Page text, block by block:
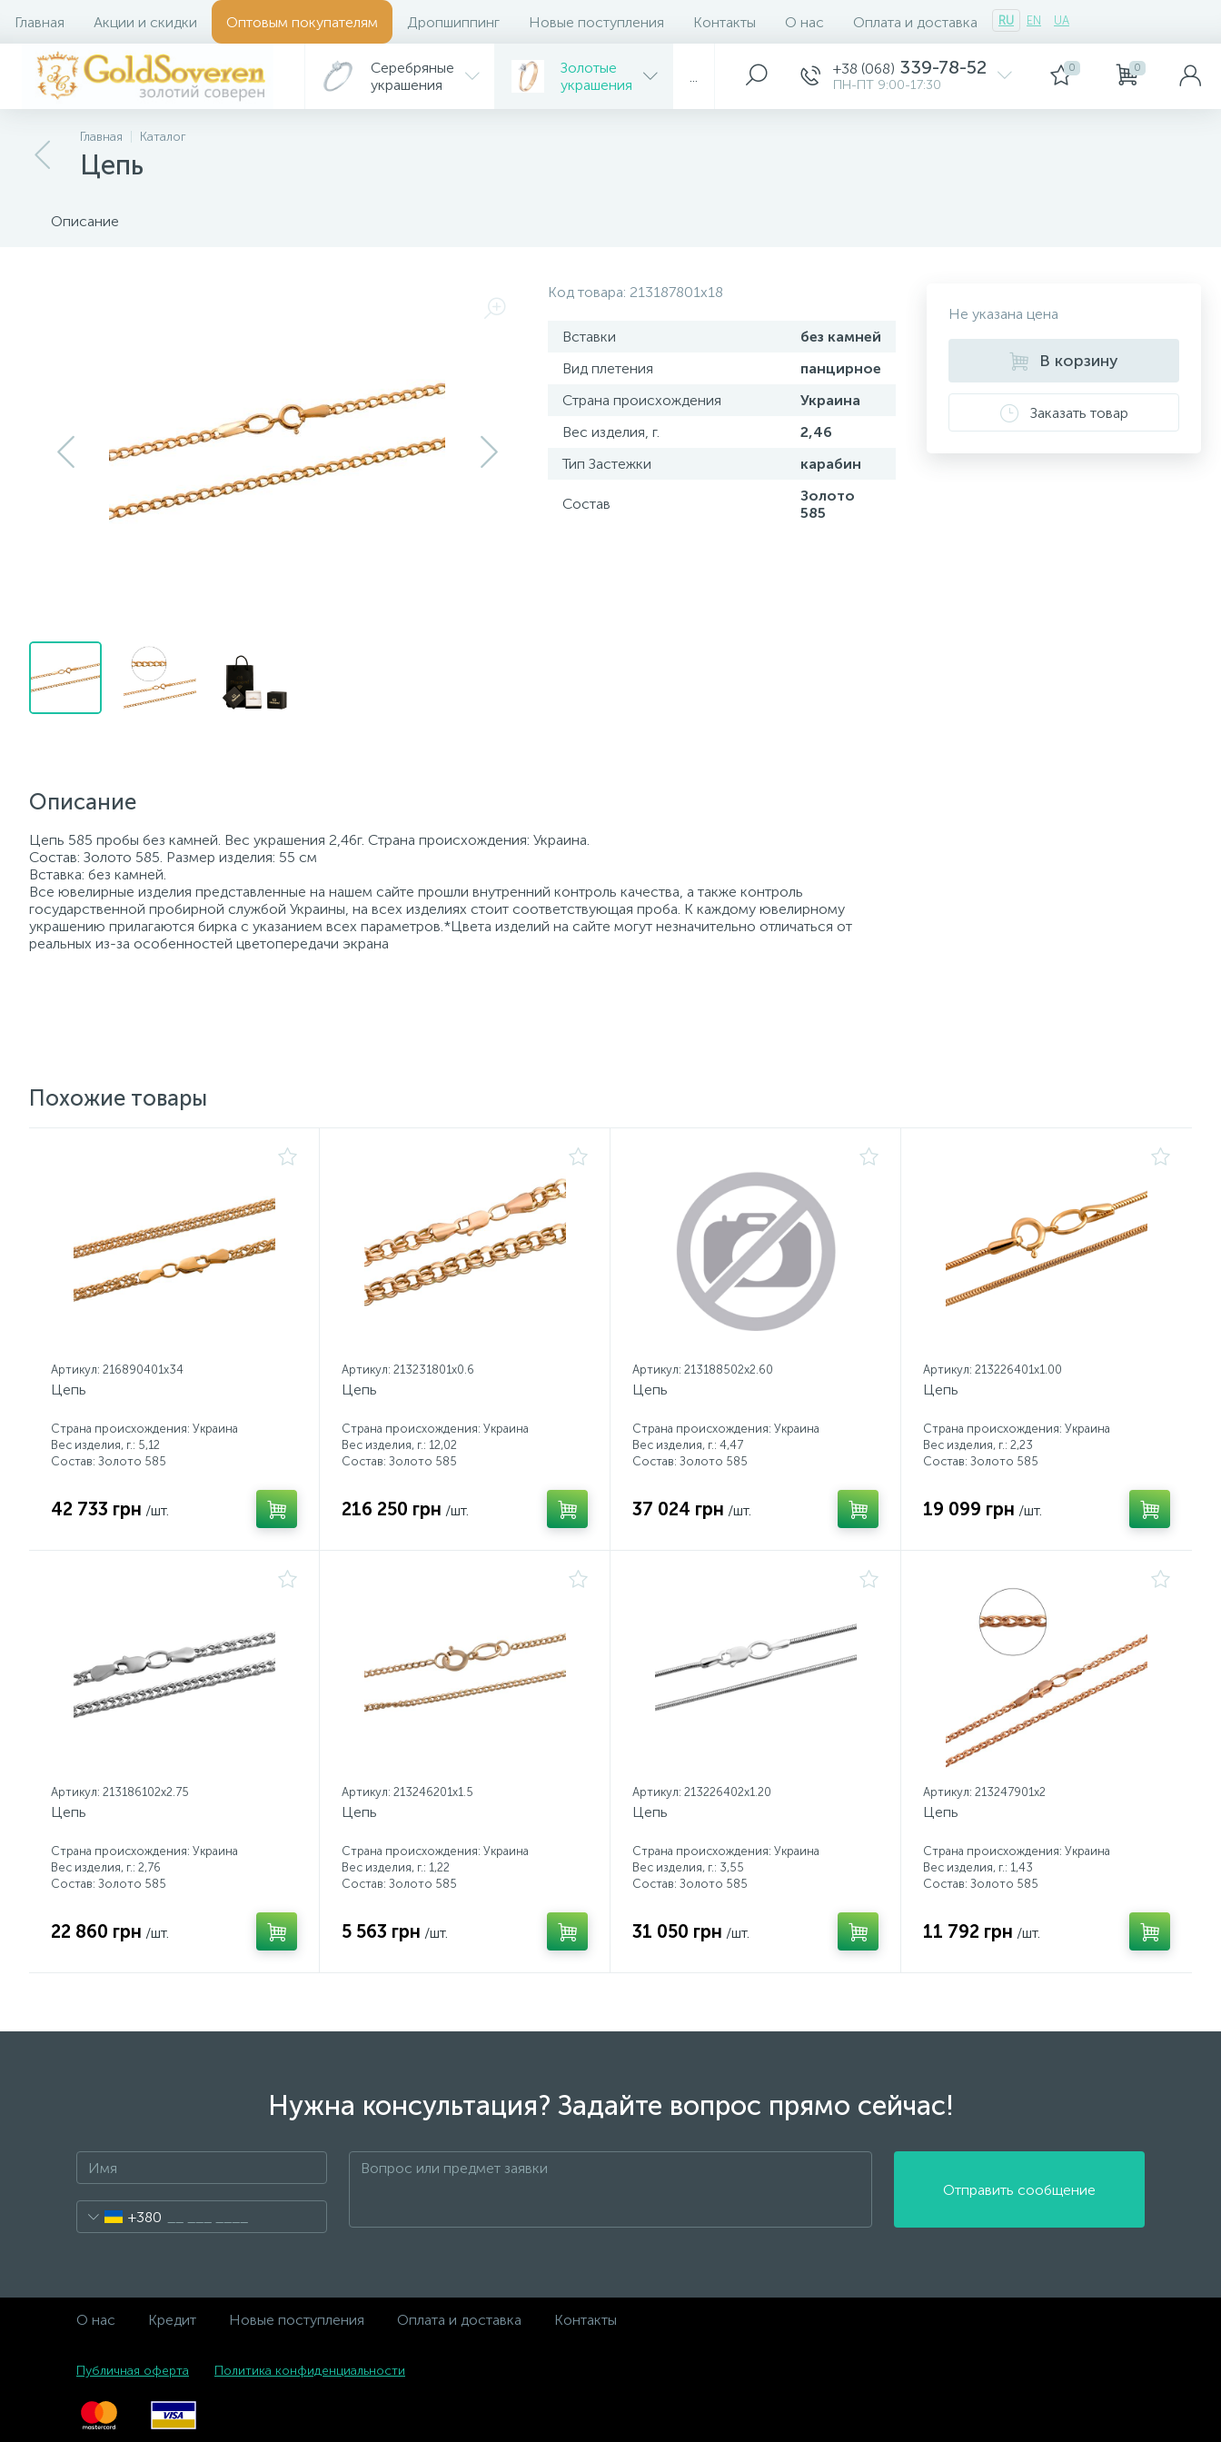
Главная Акции и скидки Оптовым покупателям Дропшиппинг Новые поступления Контакты О нас Оплата и доставка RU EN UA
Серебряные
украшения
Золотые
украшения
+38 (068) 339-78-52
ПН-ПТ 9:00-17:30
0 0
Главная Каталог
Цепь
Описание
Код товара: 213187801x18
Вставки
без камней
Вид плетения
панцирное
Страна происхождения
Украина
Вес изделия, г.
2,46
Тип Застежки
карабин
Состав
Золото
585
Описание
Цепь 585 пробы без камней. Вес украшения 2,46г. Страна происхождения: Украина.
Состав: Золото 585. Размер изделия: 55 см
Вставка: без камней.
Все ювелирные изделия представленные на нашем сайте прошли внутренний контроль качества, а также контроль
государственной пробирной службой Украины, на всех изделиях стоит соответствующая проба. К каждому ювелирному
украшению прилагаются бирка с указанием всех параметров.*Цвета изделий на сайте могут незначительно отличаться от
реальных из-за особенностей цветопередачи экрана
Не указана цена
В корзину
Заказать товар
Похожие товары
Артикул: 216890401x34
Цепь
Страна происхождения: Украина
Вес изделия, г.: 5,12
Состав: Золото 585
42 733 грн /шт.
Артикул: 213231801x0.6
Цепь
Страна происхождения: Украина
Вес изделия, г.: 12,02
Состав: Золото 585
216 250 грн /шт.
Артикул: 213188502x2.60
Цепь
Страна происхождения: Украина
Вес изделия, г.: 4,47
Состав: Золото 585
37 024 грн /шт.
Артикул: 213226401x1.00
Цепь
Страна происхождения: Украина
Вес изделия, г.: 2,23
Состав: Золото 585
19 099 грн /шт.
Артикул: 213186102x2.75
Цепь
Страна происхождения: Украина
Вес изделия, г.: 2,76
Состав: Золото 585
22 860 грн /шт.
Артикул: 213246201x1.5
Цепь
Страна происхождения: Украина
Вес изделия, г.: 1,22
Состав: Золото 585
5 563 грн /шт.
Артикул: 213226402x1.20
Цепь
Страна происхождения: Украина
Вес изделия, г.: 3,55
Состав: Золото 585
31 050 грн /шт.
Артикул: 213247901x2
Цепь
Страна происхождения: Украина
Вес изделия, г.: 1,43
Состав: Золото 585
11 792 грн /шт.
Нужна консультация? Задайте вопрос прямо сейчас!
+380
Отправить сообщение
О нас Кредит Новые поступления Оплата и доставка Контакты
Публичная оферта Политика конфиденциальности